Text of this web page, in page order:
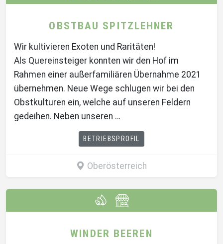
OBSTBAU SPITZLEHNER
Wir kultivieren Exoten und Raritäten!
Als Quereinsteiger konnten wir den Hof im
Rahmen einer außerfamiliären Übernahme 2021
übernehmen. Neue Wege schlugen wir bei den
Obstkulturen ein, welche auf unseren Feldern
gedeihen. Neben unseren …
BETRIEBSPROFIL
Oberösterreich
WINDER BEEREN